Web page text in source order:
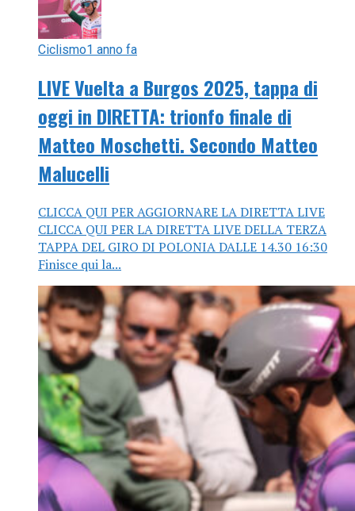
Ciclismo1 anno fa
LIVE Vuelta a Burgos 2025, tappa di
oggi in DIRETTA: trionfo finale di
Matteo Moschetti. Secondo Matteo
Malucelli
CLICCA QUI PER AGGIORNARE LA DIRETTA LIVE
CLICCA QUI PER LA DIRETTA LIVE DELLA TERZA
TAPPA DEL GIRO DI POLONIA DALLE 14.30 16:30
Finisce qui la...